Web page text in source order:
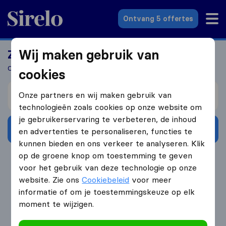
Sirelo.nl
Ontvang 5 offertes
Zoek jij een verhuizer?
Ontvang 5 gratis offertes in 3 stappen
Verhuizen van
Ontvang gratis offertes
4.3 793 Google reviews
Wij maken gebruik van
cookies
Onze partners en wij maken gebruik van
technologieën zoals cookies op onze website om
je gebruikerservaring te verbeteren, de inhoud
en advertenties te personaliseren, functies te
kunnen bieden en ons verkeer te analyseren. Klik
op de groene knop om toestemming te geven
voor het gebruik van deze technologie op onze
website. Zie onsCookiebeleid voor meer
informatie of om je toestemmingskeuze op elk
moment te wijzigen.